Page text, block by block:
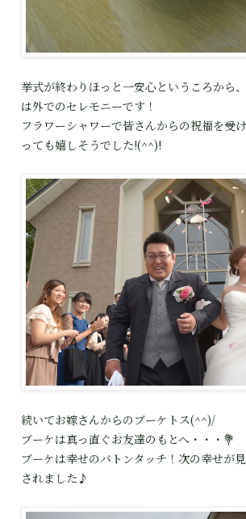
挙式が終わりほっと一安心というころから
は外でのセレモニーです！
フラワーシャワーで皆さんからの祝福を受
っても嬉しそうでした!(^^)!
続いてお嫁さんからのブーケトス(^^)/
ブーケは真っ直ぐお友達のもとへ・・・💐
ブーケは幸せのバトンタッチ！次の幸せが
されました♪